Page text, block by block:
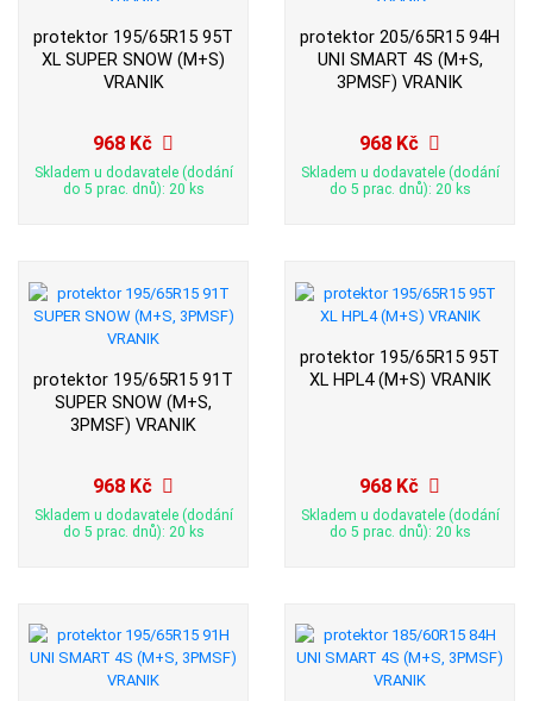
protektor 195/65R15 95T
XL SUPER SNOW (M+S)
VRANIK
968 Kč
Skladem u dodavatele (dodání
do 5 prac. dnů): 20 ks
protektor 205/65R15 94H
UNI SMART 4S (M+S,
3PMSF) VRANIK
968 Kč
Skladem u dodavatele (dodání
do 5 prac. dnů): 20 ks
protektor 195/65R15 91T
SUPER SNOW (M+S,
3PMSF) VRANIK
968 Kč
Skladem u dodavatele (dodání
do 5 prac. dnů): 20 ks
protektor 195/65R15 95T
XL HPL4 (M+S) VRANIK
968 Kč
Skladem u dodavatele (dodání
do 5 prac. dnů): 20 ks